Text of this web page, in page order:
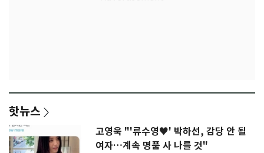
핫뉴스
고영욱 "'류수영♥' 박하선, 감당 안 될
여자…계속 명품 사 나를 것"